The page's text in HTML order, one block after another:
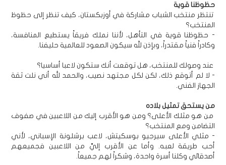
حظوظنا قوية
تنتظر منتخب الشباب مشاركة في أوزبكستان، كيف تنظر إلى حظوظ
المنتخب؟
- حظوظنا قوية في التأهل، لأننا نملك فريقاً يستطيع المنافسة،
وكادراً فنياً مقتدراً، وبإذن لله سيكون الصعود للعالمية حليفنا.
عند وصولك للمنتخب، هل توقعت أنك ستكون لاعبا أساسيا؟
- لا لم أتوقع ذلك، لكن لكل مجتهد نصيب، والحمد لله أني نلت ثقة
الجهاز الفني.
من يستحق تمثيل بلاده
من هو مثلك الأعلى؟ ومن هو الأقرب إليك من اللاعبين في صفوف
التضامن ومع المنتخب؟
- مثلي الأعلى سيرجيو بوسكيتش، لاعب برشلونة الإسباني، لأني
أحب طريقة لعبه. وأما عن الأقرب إليَّ من اللاعبين فجميعهم
أصدقائي وكلنا أسرة واحدة، وشكراً لهم جميعاً.